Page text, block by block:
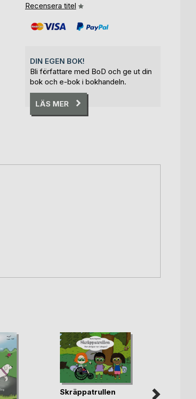
Recensera titel
DIN EGEN BOK!
Bli författare med BoD och ge ut din
bok och e-bok i bokhandeln.
LÄS MER
Skräppatrullen